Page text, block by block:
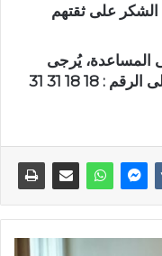
الشكر على ثقتهم
المساعدة، يُرجى
18 18 31 31